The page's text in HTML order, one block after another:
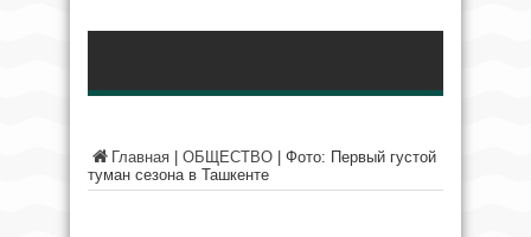
Главная ОБЩЕСТВО
Фото: Первый густой
туман сезона в Ташкенте